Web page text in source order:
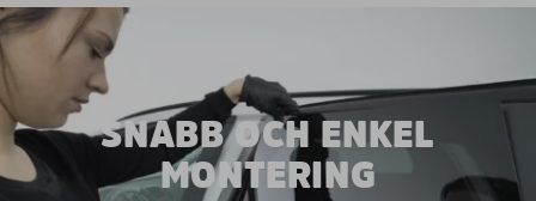
SNABB OCH ENKEL
MONTERING